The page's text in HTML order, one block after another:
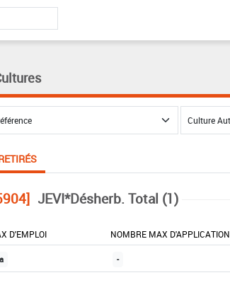
JEVI*Désherb. Total (1)
D'EMPLOI NOMBRE MAX D'APPLICATION
-